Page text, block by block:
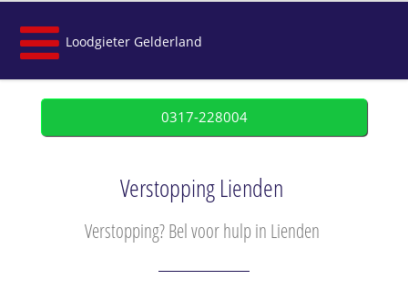
Loodgieter Gelderland
0317-228004
Verstopping Lienden
Verstopping? Bel voor hulp in Lienden